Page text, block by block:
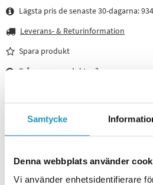
Samtycke
Denna webbplats använder
Vi använder enhetsidentifierare
Lägsta pris de senaste 30-dagarna:
Leverans- & Returinformation
Spara produkt
Frågor om produkten?
VALERYD
6 I LAGER